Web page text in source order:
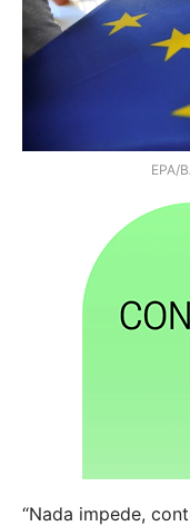
EPA/
“Nada impede,